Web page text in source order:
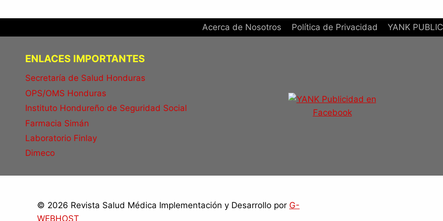
Acerca de Nosotros Política de Privacidad YANK
ENLACES IMPORTANTES
Secretaría de Salud Honduras
OPS/OMS Honduras
Instituto Hondureño de Seguridad Social
Farmacia Simán
Laboratorio Finlay
Dimeco
© 2026 Revista Salud Médica Implementación y Desarrollo por G-
WEBHOST